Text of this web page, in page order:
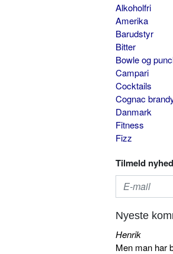
Alkoholfri
Amerika
Barudstyr
Bitter
Bowle og
Campari
Cocktails
Cognac
Danmark
Fitness
Fizz
Tilmeld
Nyeste
Henrik
Men man har